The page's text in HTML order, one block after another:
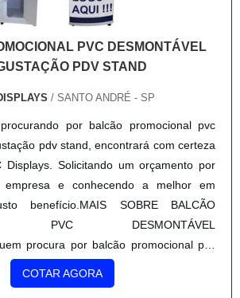
PVC DESMONTÁVEL
PDV STAND
/ SANTO ANDRÉ - SP
por balcão promocional pvc
pdv stand, encontrará com certeza
Displays. Solicitando um orçamento por
e conhecendo a melhor em
benefício.MAIS SOBRE BALCÃO
PVC DESMONTÁVEL
procura por balcão promocional pvc
pdv stand em uma empresa
encontrar o site da CMC Displays. A
COTAR AGORA